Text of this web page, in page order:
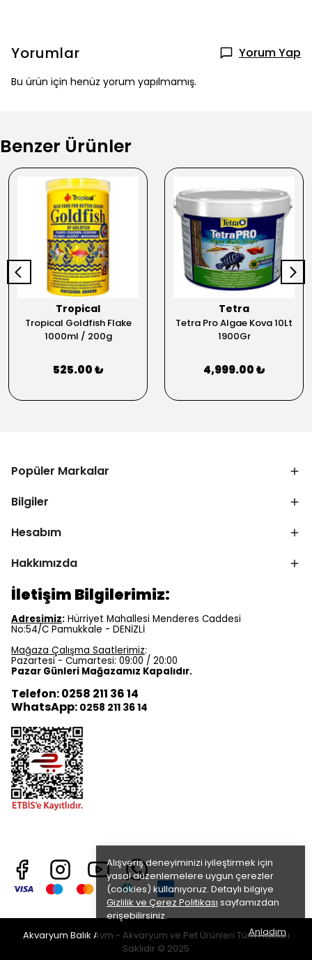
Alışveriş deneyiminizi iyileştirmek için
yasal düzenlemelere uygun çerezler
(cookies) kullanıyoruz. Detaylı bilgiye
Gizlilik ve Çerez Politikası sayfamızdan
erişebilirsiniz.
Anladım
Yorumlar Yorum Yap
Bu ürün için henüz yorum yapılmamış.
Benzer Ürünler
Tropical
Tropical Goldfish Flake
1000ml / 200g
525.00 ₺
Tetra
Tetra Pro Algae Kova 10Lt
1900Gr
4,999.00 ₺
Popüler Markalar
Bilgiler
Hesabım
Hakkımızda
İletişim Bilgilerimiz:
Adresimiz: Hürriyet Mahallesi Menderes Caddesi
No:54/C Pamukkale - DENİZLİ
Mağaza Çalışma Saatlerimiz:
Pazartesi - Cumartesi: 09:00 / 20:00
Pazar Günleri Mağazamız Kapalıdır.
Telefon: 0258 211 36 14
WhatsApp: 0258 211 36 14
Akvaryum Balık Avm - Akvaryum ve Pet Ürünleri Tüm Hakları
Saklıdır © 2025